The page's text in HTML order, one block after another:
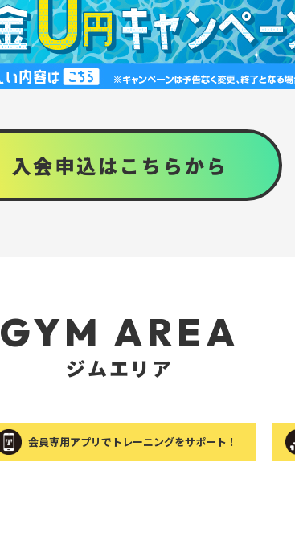
入会申込はこちらから
GYM AREA
ジムエリア
会員専用アプリでトレーニングをサポート！